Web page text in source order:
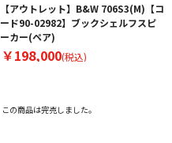
【アウトレット】B&W 706S3(M)【コ
ード90-02982】ブックシェルフスピ
ーカー(ペア)
￥198,000(税込)
この商品は完売しました。